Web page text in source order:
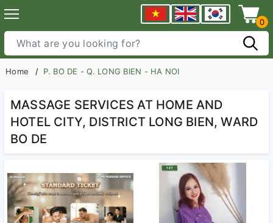
0
Home P. BO DE - Q. LONG BIEN - HA NOI
MASSAGE SERVICES AT HOME AND
HOTEL CITY, DISTRICT LONG BIEN, WARD
BO DE